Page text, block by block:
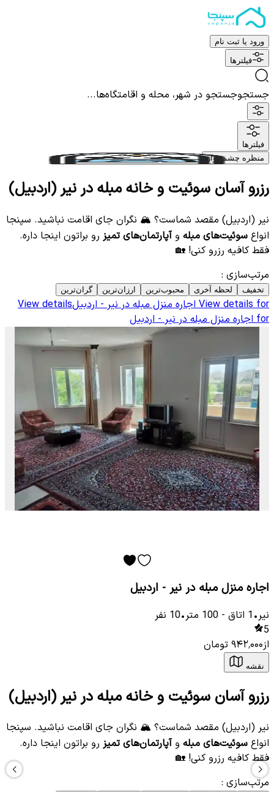
ورود یا ثبت نام
فیلترها
جستجوجستجو در شهر، محله و اقامتگاه‌ها...
فیلترها
منظره چشم نواز
رزرو آسان سوئیت و خانه مبله در نیر (اردبیل)
نیر (اردبیل) مقصد شماست؟ 🏔️ نگران جای اقامت نباشید. سپنجا
انواع سوئیت‌های مبله وآپارتمان‌های تمیز رو براتون اینجا داره.
فقط کافیه رزرو کنی! 🏡
مرتب‌سازی :
تخفیف لحظه آخری محبوب‌ترین ارزان‌ترین گران‌ترین
View details for اجاره منزل مبله در نیر - اردبیلView details
for اجاره منزل مبله در نیر - اردبیل
اجاره منزل مبله در نیر - اردبیل
نیر•
1 اتاق -
100 متر•
10 نفر
5
از۹۴۲٬۰۰۰ تومان
نقشه
رزرو آسان سوئیت و خانه مبله در نیر (اردبیل)
نیر (اردبیل) مقصد شماست؟ 🏔️ نگران جای اقامت نباشید. سپنجا
انواع سوئیت‌های مبله و آپارتمان‌های تمیز رو براتون اینجا داره.
فقط کافیه رزرو کنی! 🏡
مرتب‌سازی :